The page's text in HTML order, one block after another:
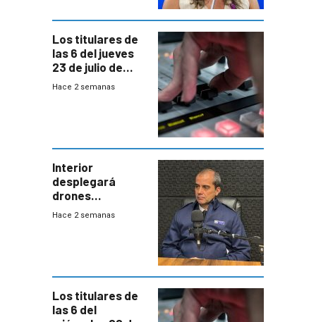
gobierno
Los titulares de
las 6 del jueves
23 de julio de
2026
Hace 2 semanas
Interior
desplegará
drones
autónomos para
Hace 2 semanas
Los titulares de
las 6 del